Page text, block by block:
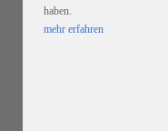
haben.
mehr erfahren